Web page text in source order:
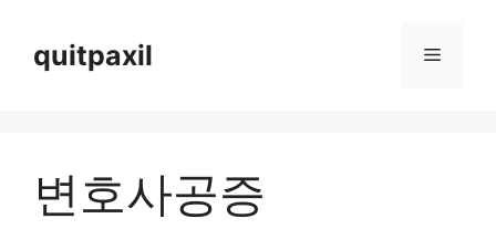
contentquitpaxil Menu
변호사공증